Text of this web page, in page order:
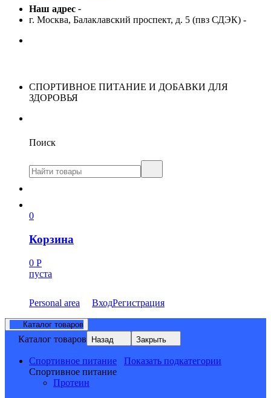
Наш адрес -
г. Москва, Балаклавский проспект, д. 5 (пвз СДЭК) -
СПОРТИВНОЕ ПИТАНИЕ И ДОБАВКИ ДЛЯ
ЗДОРОВЬЯ
Поиск
0
Корзина
0 Р
пуста
Personal area ВходРегистрация
Каталог товаров
Каталог товаров Назад Закрыть
Спортивное питание
Показать подкатегории
Спортивное питание
Протеин